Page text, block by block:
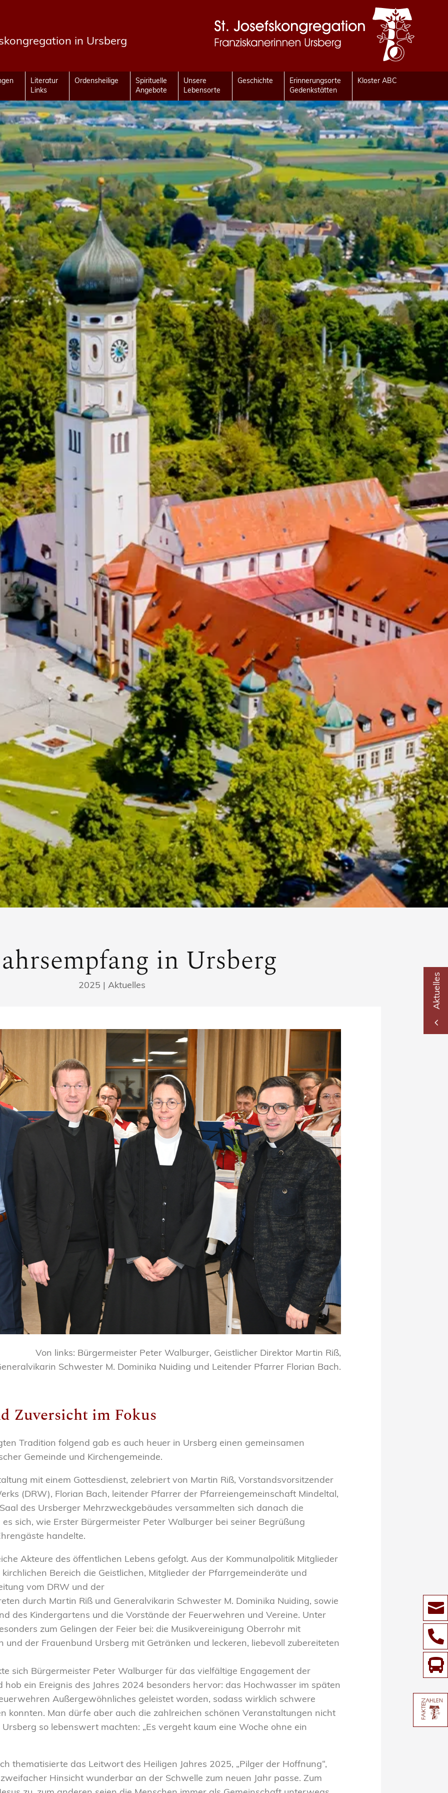
in Ursberg
Literatur
Links
Ordensheilige
Spirituelle
Angebote
Unsere
Lebensorte
Geschichte
Erinnerungsorte
Gedenkstätten
Kloster ABC
in Ursberg
2025 Aktuelles
Von links: Bürgermeister Peter Walburger, Geistlicher Direktor Martin Riß,
Schwester M. Dominika Nuiding und Leitender Pfarrer Florian Bach.
Zuversicht im Fokus
Tradition folgend gab es auch heuer in Ursberg einen gemeinsamen
Gemeinde und Kirchengemeinde.
mit einem Gottesdienst, zelebriert von Martin Riß, Vorstandsvorsitzender
(DRW), Florian Bach, leitender Pfarrer der Pfarreiengemeinschaft Mindeltal,
des Ursberger Mehrzweckgebäudes versammelten sich danach die
sich, wie Erster Bürgermeister Peter Walburger bei seiner Begrüßung
handelte.
Akteure des öffentlichen Lebens gefolgt. Aus der Kommunalpolitik Mitglieder
Bereich die Geistlichen, Mitglieder der Pfarrgemeinderäte und
vom DRW und der
durch Martin Riß und Generalvikarin Schwester M. Dominika Nuiding, sowie
des Kindergartens und die Vorstände der Feuerwehren und Vereine. Unter
zum Gelingen der Feier bei: die Musikvereinigung Oberrohr mit
und der Frauenbund Ursberg mit Getränken und leckeren, liebevoll zubereiteten
sich Bürgermeister Peter Walburger für das vielfältige Engagement der
hob ein Ereignis des Jahres 2024 besonders hervor: das Hochwasser im späten
Außergewöhnliches geleistet worden, sodass wirklich schwere
konnten. Man dürfe aber auch die zahlreichen schönen Veranstaltungen nicht
so lebenswert machten: „Es vergeht kaum eine Woche ohne ein
thematisierte das Leitwort des Heiligen Jahres 2025, „Pilger der Hoffnung“,
Hinsicht wunderbar an der Schwelle zum neuen Jahr passe. Zum
2
Aktuelles


